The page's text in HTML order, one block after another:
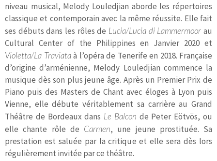
niveau musical, Melody Louledjian aborde les répertoires
classique et contemporain avec la même réussite. Elle fait
ses débuts dans les rôles de Lucia/Lucia di Lammermoor au
Cultural Center of the Philippines en Janvier 2020 et
Violetta/La Traviataà l’opéra de Tenerife en 2018. Française
d’origine d’arménienne, Melody Louledjian commence la
musique dès son plus jeune âge. Après un Premier Prix de
Piano puis des Masters de Chant avec éloges à Lyon puis
Vienne, elle débute véritablement sa carrière au Grand
Théâtre de Bordeaux dans Le Balcon de Peter Eötvös, ou
elle chante rôle de Carmen, une jeune prostituée. Sa
prestation est saluée par la critique et elle sera dès lors
régulièrement invitée par ce théâtre.